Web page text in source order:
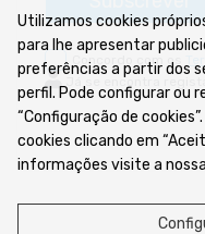
Concordo com os
Já se encontra
Utilizamos cookies
para lhe apresentar
preferências a partir dos
perfil. Pode configurar ou
“Configuração de
cookies clicando em
informações visite a